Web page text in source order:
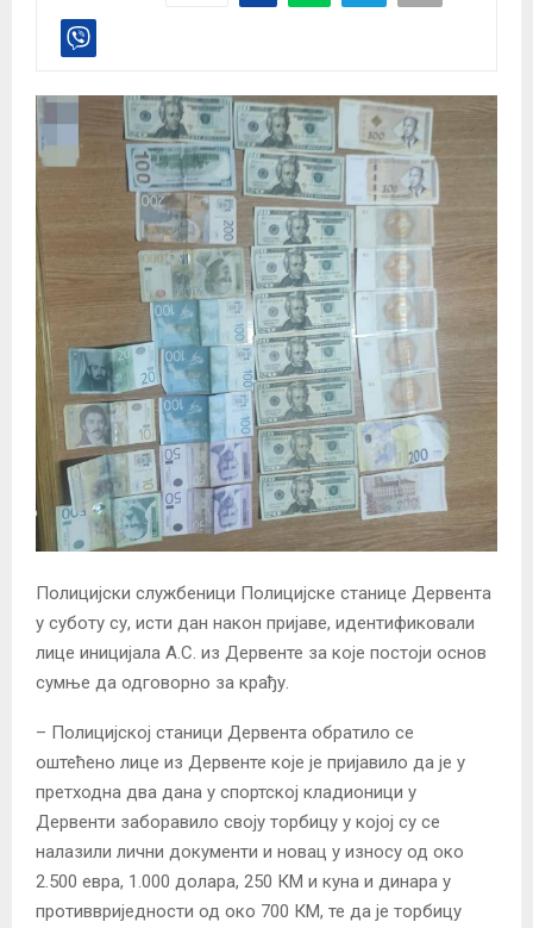
Полицијски службеници Полицијске станице Дервента
у суботу су, исти дан након пријаве, идентификовали
лице иницијала А.С. из Дервенте за које постоји основ
сумње да одговорно за крађу.
– Полицијској станици Дервента обратило се
оштећено лице из Дервенте које је пријавило да је у
претходна два дана у спортској кладионици у
Дервенти заборавило своју торбицу у којој су се
налазили лични документи и новац у износу од око
2.500 евра, 1.000 долара, 250 КМ и куна и динара у
противвриједности од око 700 КМ, те да је торбицу